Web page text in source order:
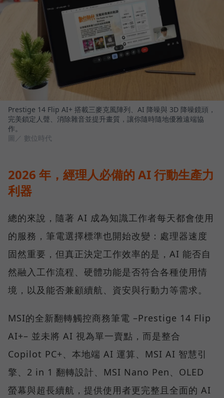
Prestige 14 Flip AI+ 搭載三麥克風陣列、AI 降噪與 3D 降噪鏡頭，
完美鎖定人聲、消除雜音並提升畫質，讓你隨時隨地優雅遠端協
作。
圖／ 數位時代
2026 年，經理人必備的 AI 行動生產力
利器
總的來說，隨著 AI 成為知識工作者每天都會使用
的服務，筆電選擇標準也開始改變：處理器速度
固然重要，但真正決定工作效率的是，AI 能否自
然融入工作流程、硬體功能是否符合各種使用情
境，以及能否兼顧續航、資安與行動力等需求。
MSI的全新翻轉觸控商務筆電 –Prestige 14 Flip
AI+– 並未將 AI 視為單一賣點，而是整合
Copilot PC+、本地端 AI 運算、MSI AI 智慧引
擎、2 in 1 翻轉設計、MSI Nano Pen、OLED
螢幕與超長續航，提供使用者更完整且全面的 AI